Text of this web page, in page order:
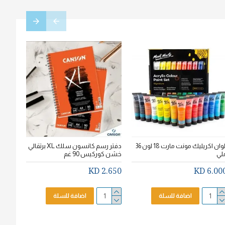
الوان اكريليك مونت مارت 18 لون 36
6.000
اضافة للسلة
دفتر رسم كانسون سلك XL برتقالي
خشن كوركيس 90 غم
2.650 KD
اضافة للسلة